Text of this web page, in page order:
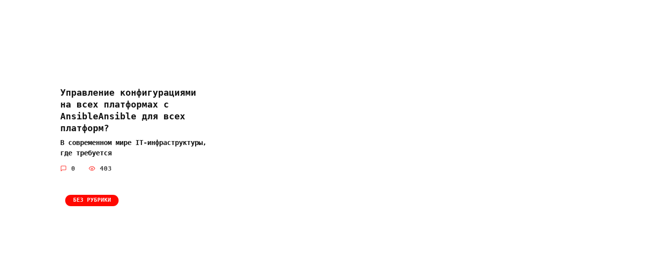
Управление конфигурациями
на всех платформах с
AnsibleAnsible для всех
платформ?
В современном мире IT-инфраструктуры,
где требуется
0 403
БЕЗ РУБРИКИ